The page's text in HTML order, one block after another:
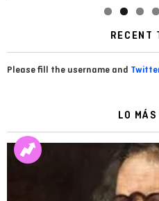
RECENT
Please fill the username and
LO